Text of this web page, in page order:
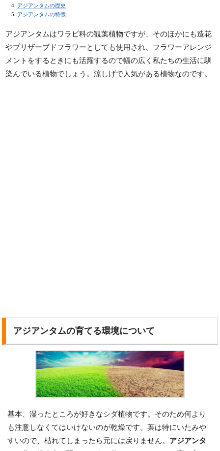
アジアンタムの歴史
アジアンタムの特徴
アジアンタムはワラビ科の観葉植物ですが、そのほかにも造花
やプリザーブドフラワーとしても使用され、フラワーアレンジ
メントをするときにも活躍するので幅の広く私たちの生活に馴
染んでいる植物でしょう。涼しげで人気がある植物なのです。
アジアンタムの育てる環境について
基本、湿ったところが好きなシダ植物です。そのため何より
も注意しなくてはいけないのが乾燥です。葉は特にいたみや
すいので、枯れてしまったら元には戻りません。 アジアンタ